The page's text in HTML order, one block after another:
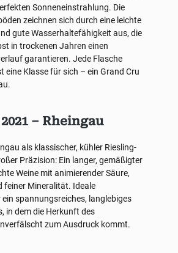
Sonneneinstrahlung. Die
zeichnen sich durch eine leichte
gute Wasserhaltefähigkeit aus, die
in trockenen Jahren einen
garantieren. Jede Flasche
eine Klasse für sich – ein Grand Cru
– Rheingau
als klassischer, kühler Riesling-
Präzision: Ein langer, gemäßigter
Weine mit animierender Säure,
feiner Mineralität. Ideale
spannungsreiches, langlebiges
in dem die Herkunft des
zum Ausdruck kommt.